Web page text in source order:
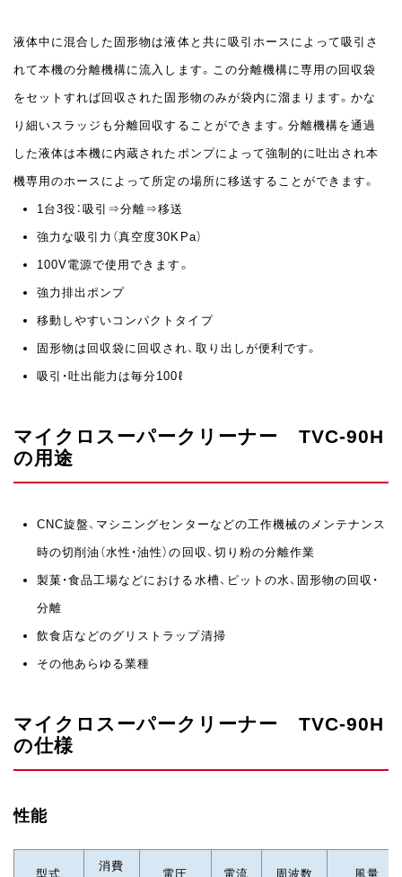
液体中に混合した固形物は液体と共に吸引ホースによって吸引さ
れて本機の分離機構に流入します。この分離機構に専用の回収袋
をセットすれば回収された固形物のみが袋内に溜まります。かな
り細いスラッジも分離回収することができます。分離機構を通過
した液体は本機に内蔵されたポンプによって強制的に吐出され本
機専用のホースによって所定の場所に移送することができます。
1台3役：吸引⇒分離⇒移送
強力な吸引力（真空度30KPa）
100V電源で使用できます。
強力排出ポンプ
移動しやすいコンパクトタイプ
固形物は回収袋に回収され、取り出しが便利です。
吸引・吐出能力は毎分100ℓ
マイクロスーパークリーナー TVC-90H
の用途
CNC旋盤、マシニングセンターなどの工作機械のメンテナンス
時の切削油（水性・油性）の回収、切り粉の分離作業
製菓・食品工場などにおける水槽、ピットの水、固形物の回収・
分離
飲食店などのグリストラップ清掃
その他あらゆる業種
マイクロスーパークリーナー TVC-90H
の仕様
性能
型式
消費
電圧 電流 周波数 風量